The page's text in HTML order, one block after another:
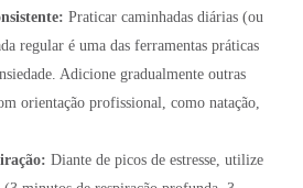
Praticar caminhadas diárias (ou
regular é uma das ferramentas práticas
Adicione gradualmente outras
orientação profissional, como natação,
Diante de picos de estresse, utilize